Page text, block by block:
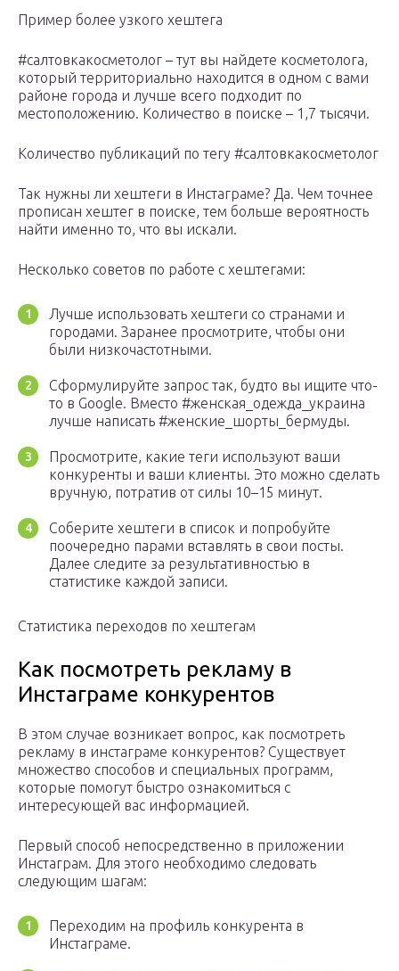
Пример более узкого хештега
#салтовкакосметолог – тут вы найдете косметолога,
который территориально находится в одном с вами
районе города и лучше всего подходит по
местоположению. Количество в поиске – 1,7 тысячи.
Количество публикаций по тегу #салтовкакосметолог
Так нужны ли хештеги в Инстаграме? Да. Чем точнее
прописан хештег в поиске, тем больше вероятность
найти именно то, что вы искали.
Несколько советов по работе с хештегами:
Лучше использовать хештеги со странами и
городами. Заранее просмотрите, чтобы они
были низкочастотными.
Сформулируйте запрос так, будто вы ищите что-
то в Google. Вместо #женская_одежда_украина
лучше написать #женские_шорты_бермуды.
Просмотрите, какие теги используют ваши
конкуренты и ваши клиенты. Это можно сделать
вручную, потратив от силы 10–15 минут.
Соберите хештеги в список и попробуйте
поочередно парами вставлять в свои посты.
Далее следите за результативностью в
статистике каждой записи.
Статистика переходов по хештегам
Как посмотреть рекламу в
Инстаграме конкурентов
В этом случае возникает вопрос, как посмотреть
рекламу в инстаграме конкурентов? Существует
множество способов и специальных программ,
которые помогут быстро ознакомиться с
интересующей вас информацией.
Первый способ непосредственно в приложении
Инстаграм. Для этого необходимо следовать
следующим шагам:
Переходим на профиль конкурента в
Инстаграме.